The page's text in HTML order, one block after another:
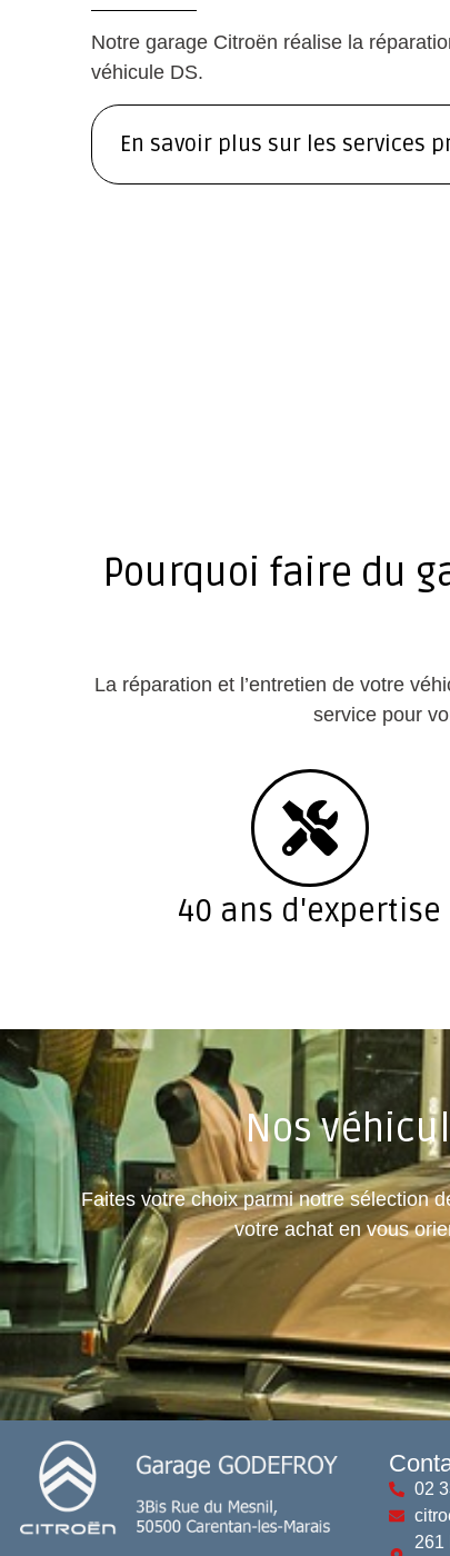
Notre garage Citroën réalise la
véhicule DS.
En savoir plus sur les services
Pourquoi faire du
La réparation et l’entretien de votre
service pour
40 ans d'expertise
Nos
Faites votre choix parmi notre sélection
votre achat en vous
02
261